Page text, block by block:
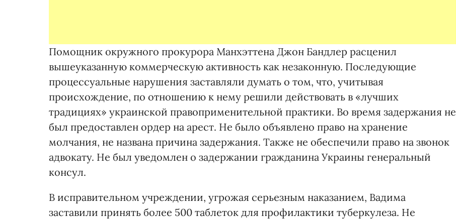
Помощник окружного прокурора Манхэттена Джон Бандлер расценил
вышеуказанную коммерческую активность как незаконную. Последующие
процессуальные нарушения заставляли думать о том, что, учитывая
происхождение, по отношению к нему решили действовать в «лучших
традициях» украинской правоприменительной практики. Во время задержания не
был предоставлен ордер на арест. Не было объявлено право на хранение
молчания, не названа причина задержания. Также не обеспечили право на звонок
адвокату. Не был уведомлен о задержании гражданина Украины генеральный
консул.
В исправительном учреждении, угрожая серьезным наказанием, Вадима
заставили принять более 500 таблеток для профилактики туберкулеза. Не